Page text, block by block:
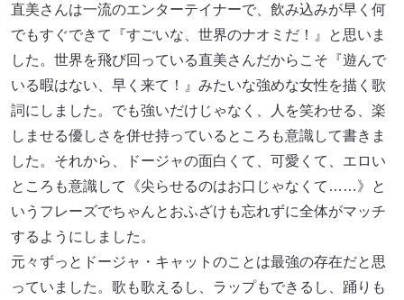
直美さんは⼀流のエンターテイナーで、飲み込みが早く何
でもすぐできて『すごいな、世界のナオミだ！』と思いま
した。世界を⾶び回っている直美さんだからこそ『遊んで
いる暇はない、早く来て！』みたいな強めな⼥性を描く歌
詞にしました。でも強いだけじゃなく、⼈を笑わせる、楽
しませる優しさを併せ持っているところも意識して書きま
した。それから、ドージャの⾯⽩くて、可愛くて、エロい
ところも意識して《尖らせるのはお⼝じゃなくて……》と
いうフレーズでちゃんとおふざけも忘れずに全体がマッチ
するようにしました。
元々ずっとドージャ・キャットのことは最強の存在だと思
っていました。歌も歌えるし、ラップもできるし、踊りも